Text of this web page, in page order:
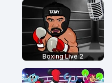
Boxing Live 2